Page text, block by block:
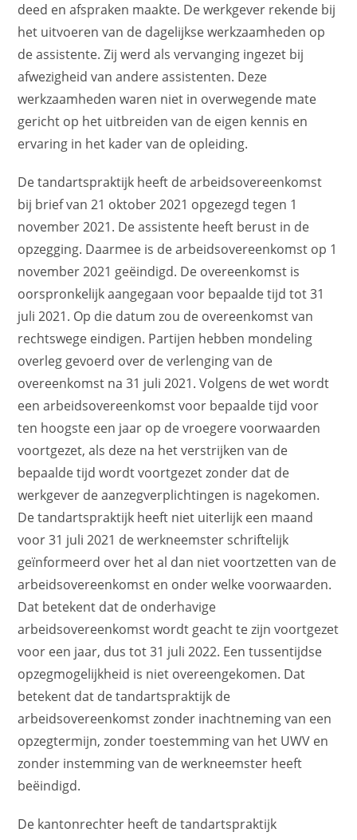
deed en afspraken maakte. De werkgever rekende bij
het uitvoeren van de dagelijkse werkzaamheden op
de assistente. Zij werd als vervanging ingezet bij
afwezigheid van andere assistenten. Deze
werkzaamheden waren niet in overwegende mate
gericht op het uitbreiden van de eigen kennis en
ervaring in het kader van de opleiding.
De tandartspraktijk heeft de arbeidsovereenkomst
bij brief van 21 oktober 2021 opgezegd tegen 1
november 2021. De assistente heeft berust in de
opzegging. Daarmee is de arbeidsovereenkomst op 1
november 2021 geëindigd. De overeenkomst is
oorspronkelijk aangegaan voor bepaalde tijd tot 31
juli 2021. Op die datum zou de overeenkomst van
rechtswege eindigen. Partijen hebben mondeling
overleg gevoerd over de verlenging van de
overeenkomst na 31 juli 2021. Volgens de wet wordt
een arbeidsovereenkomst voor bepaalde tijd voor
ten hoogste een jaar op de vroegere voorwaarden
voortgezet, als deze na het verstrijken van de
bepaalde tijd wordt voortgezet zonder dat de
werkgever de aanzegverplichtingen is nagekomen.
De tandartspraktijk heeft niet uiterlijk een maand
voor 31 juli 2021 de werkneemster schriftelijk
geïnformeerd over het al dan niet voortzetten van de
arbeidsovereenkomst en onder welke voorwaarden.
Dat betekent dat de onderhavige
arbeidsovereenkomst wordt geacht te zijn voortgezet
voor een jaar, dus tot 31 juli 2022. Een tussentijdse
opzegmogelijkheid is niet overeengekomen. Dat
betekent dat de tandartspraktijk de
arbeidsovereenkomst zonder inachtneming van een
opzegtermijn, zonder toestemming van het UWV en
zonder instemming van de werkneemster heeft
beëindigd.
De kantonrechter heeft de tandartspraktijk